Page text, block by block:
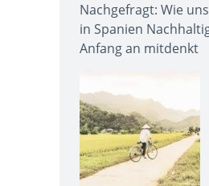
Nachgefragt: Wie
in Spanien
Anfang an mitdenkt